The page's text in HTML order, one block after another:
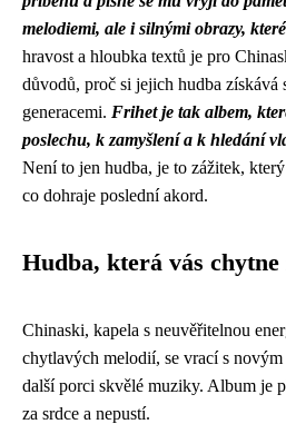
melodiemi, ale i silnými obrazy,
hravost a hloubka textů je pro
důvodů, proč si jejich hudba získává
generacemi. Frihet je tak albem,
poslechu, k zamyšlení a k hledání
Není to jen hudba, je to zážitek,
co dohraje poslední akord.
Hudba, která vás chytne
Chinaski, kapela s neuvěřitelnou
chytlavých melodií, se vrací s
další porci skvělé muziky. Album je
za srdce a nepustí.